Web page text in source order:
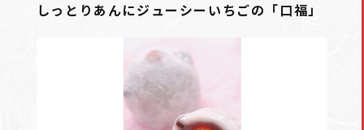
しっとりあんにジューシーいちごの「口福」